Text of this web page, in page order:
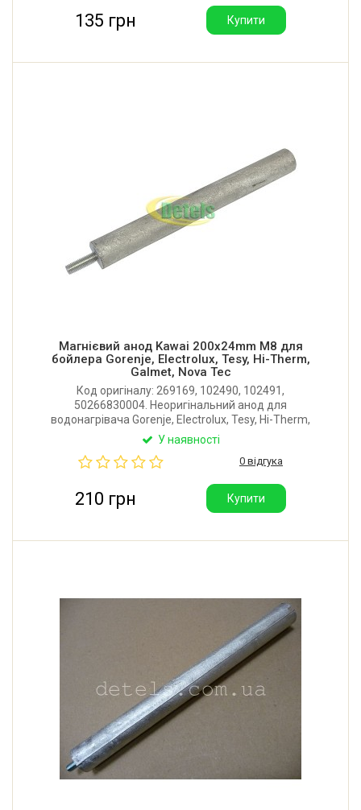
135 грн Купити
Магнієвий анод Kawai 200x24mm М8 для
бойлера Gorenje, Electrolux, Tesy, Hi-Therm,
Galmet, Nova Tec
Код оригіналу: 269169, 102490, 102491,
50266830004. Неоригінальний анод для
водонагрівача Gorenje, Electrolux, Tesy, Hi-Therm,
Galmet, Ariston та інших. Довжина: 200 мм. Діаметр:
Виробник Kawai (Китай). Відмінна якість.
У наявності
0 відгука
210 грн Купити